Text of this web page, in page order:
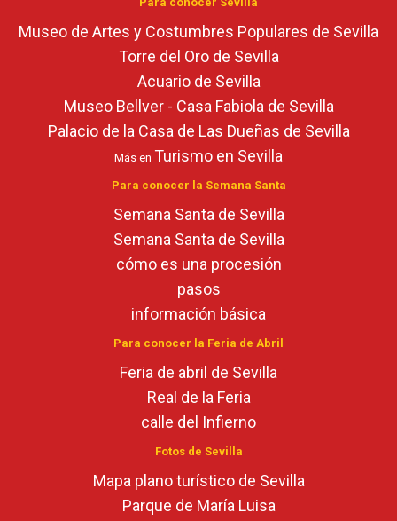
Museo de Artes y Costumbres Populares de Sevilla
Torre del Oro de Sevilla
Acuario de Sevilla
Museo Bellver - Casa Fabiola de Sevilla
Palacio de la Casa de Las Dueñas de Sevilla
Más en Turismo en Sevilla
Para conocer la Semana Santa
Semana Santa de Sevilla
Semana Santa de Sevilla
cómo es una procesión
pasos
información básica
Para conocer la Feria de Abril
Feria de abril de Sevilla
Real de la Feria
calle del Infierno
Fotos de Sevilla
Mapa plano turístico de Sevilla
Parque de María Luisa